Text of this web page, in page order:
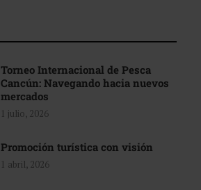
Torneo Internacional de Pesca
Cancún: Navegando hacia nuevos
mercados
1 julio, 2026
Promoción turística con visión
1 abril, 2026